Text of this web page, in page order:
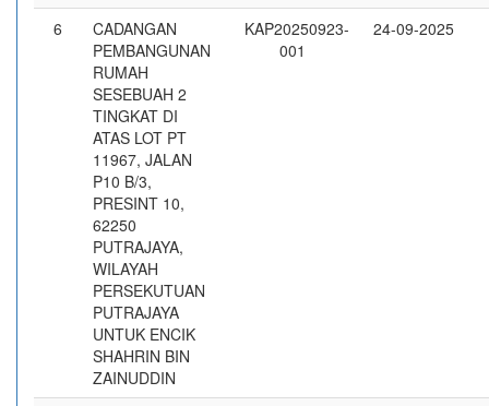
6
CADANGAN
PEMBANGUNAN
RUMAH
SESEBUAH 2
TINGKAT DI
ATAS LOT PT
11967, JALAN
P10 B/3,
PRESINT 10,
62250
PUTRAJAYA,
WILAYAH
PERSEKUTUAN
PUTRAJAYA
UNTUK ENCIK
SHAHRIN BIN
ZAINUDDIN
KAP20250923-
001
24-09-2025